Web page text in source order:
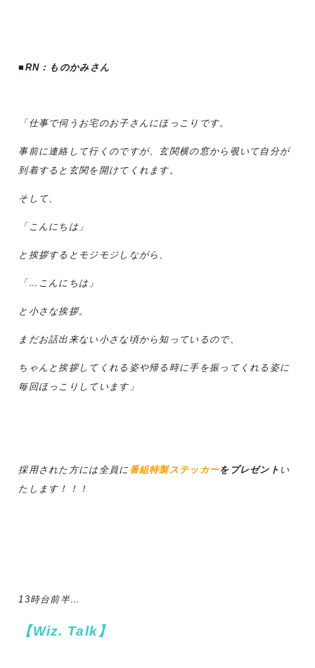
■RN： ものかみ さん
「仕事で伺うお宅のお子さんにほっこりです。
事前に連絡して行くのですが、玄関横の窓から覗いて自分が
到着すると玄関を開けてくれます。
そして、
「こんにちは」
と挨拶するとモジモジしながら、
「…こんにちは」
と小さな挨拶。
まだお話出来ない小さな頃から知っているので、
ちゃんと挨拶してくれる姿や帰る時に手を振ってくれる姿に
毎回ほっこりしています」
採用された方には全員に 番組特製ステッカーをプレゼント い
たします！！！
13時台前半…
【Wiz. Talk】